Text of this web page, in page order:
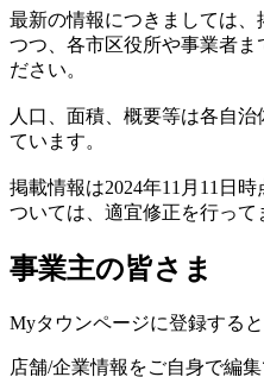
最新の情報につきましては
つつ、各市区役所や事業者ま
ださい。
人口、面積、概要等は各自
ています。
掲載情報は2024年11月11日
ついては、適宜修正を行って
事業主の皆さま
Myタウンページに登録すると
店舗/企業情報をご自身で編